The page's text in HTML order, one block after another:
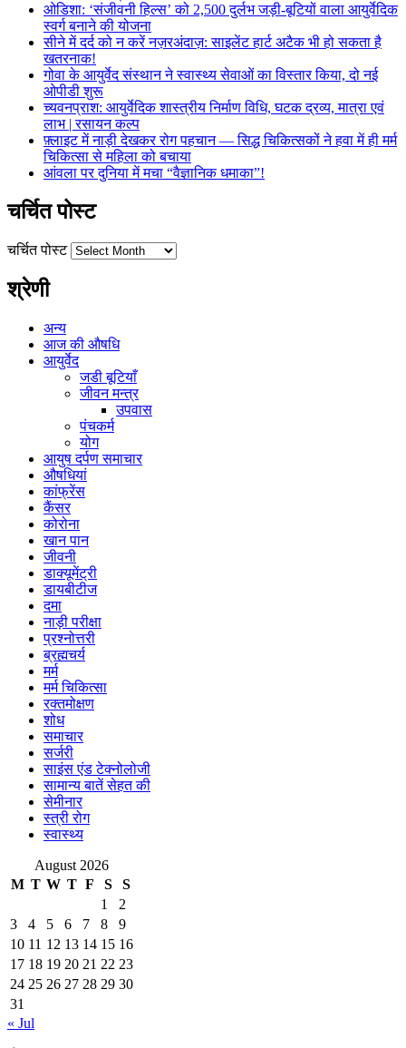
ओडिशा: ‘संजीवनी हिल्स’ को 2,500 दुर्लभ जड़ी-बूटियों वाला आयुर्वेदिक
स्वर्ग बनाने की योजना
सीने में दर्द को न करें नज़रअंदाज़: साइलेंट हार्ट अटैक भी हो सकता है
खतरनाक!
गोवा के आयुर्वेद संस्थान ने स्वास्थ्य सेवाओं का विस्तार किया, दो नई
ओपीडी शुरू
च्यवनप्राश: आयुर्वेदिक शास्त्रीय निर्माण विधि, घटक द्रव्य, मात्रा एवं
लाभ | रसायन कल्प
फ़्लाइट में नाड़ी देखकर रोग पहचान — सिद्ध चिकित्सकों ने हवा में ही मर्म
चिकित्सा से महिला को बचाया
आंवला पर दुनिया में मचा “वैज्ञानिक धमाका”!
चर्चित पोस्ट
चर्चित पोस्ट
श्रेणी
अन्य
आज की औषधि
आयुर्वेद
जडी बूटियाँ
जीवन मन्त्र
उपवास
पंचकर्म
योग
आयुष दर्पण समाचार
औषधियां
कांफ्रेंस
कैंसर
कोरोना
खान पान
जीवनी
डाक्यूमेंट्री
डायबीटीज
दमा
नाड़ी परीक्षा
प्रश्नोत्तरी
ब्रह्मचर्य
मर्म
मर्म चिकित्सा
रक्तमोक्षण
शोध
समाचार
सर्जरी
साइंस एंड टेक्नोलोजी
सामान्य बातें सेहत की
सेमीनार
स्त्री रोग
स्वास्थ्य
August 2026
M T W T F S
S
1
2
3
4 5 6 7 8
9
10 11 12 13 14 15 16
17 18 19 20 21 22 23
24 25 26 27 28 29 30
31
« Jul